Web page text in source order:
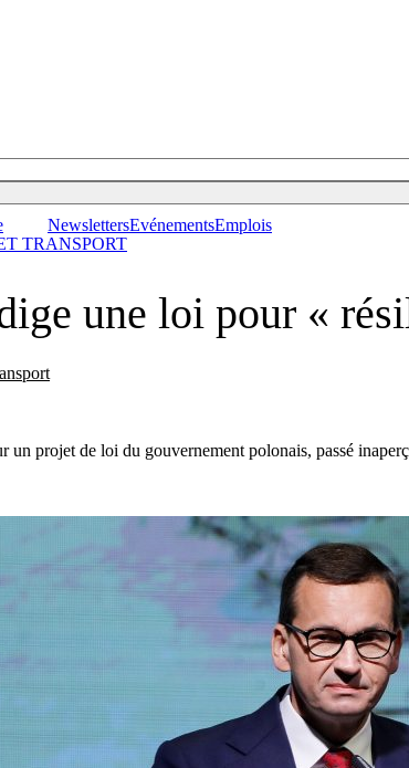
NewslettersEvénementsEmplois
une loi pour «
un projet de loi du gouvernement polonais, passé
TRANSPORT